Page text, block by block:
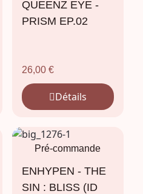
QUEENZ EYE -
PRISM EP.02
26,00 €
Détails
Pré-commande
ENHYPEN - THE
SIN : BLISS (ID